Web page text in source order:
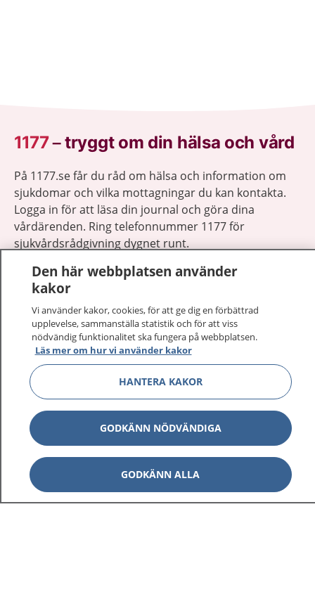
1177–tryggt om din hälsa och vård
På 1177.se får du råd om hälsa och information om
sjukdomar och vilka mottagningar du kan kontakta.
Logga in för att läsa din journal och göra dina
vårdärenden. Ring telefonnummer 1177 för
sjukvårdsrådgivning dygnet runt.
1177 på flera språk
Om 1177 Visa
Kontakt Visa
Behandling av personuppgifter
Den här webbplatsen använder
kakor
Vi använder kakor, cookies, för att ge dig en förbättrad
upplevelse, sammanställa statistik och för att viss
nödvändig funktionalitet ska fungera på webbplatsen.
Läs mer om hur vi använder kakor
HANTERA KAKOR
GODKÄNN NÖDVÄNDIGA
GODKÄNN ALLA